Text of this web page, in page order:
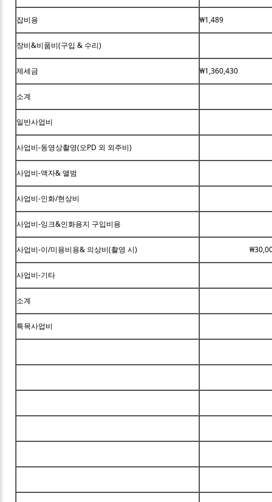
잡비용 ₩1,489
장비&비품비(구입 & 수리)
제세금 ₩1,360,430
소계
일반사업비
사업비-동영상촬영(오PD 외 외주비)
사업비-액자& 앨범
사업비-인화/현상비
사업비-잉크&인화용지 구입비용
사업비-이/미용비용& 의상비(촬영 시)
사업비-기타
소계
특목사업비